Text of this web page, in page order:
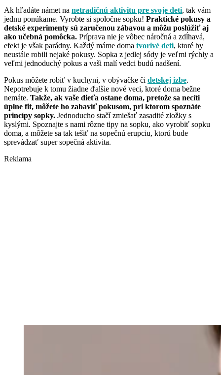
Ak hľadáte námet na netradičnú aktivitu pre svoje deti, tak vám
jednu ponúkame. Vyrobte si spoločne sopku! Praktické pokusy a
detské experimenty sú zaručenou zábavou a môžu poslúžiť aj
ako učebná pomôcka. Príprava nie je vôbec náročná a zdĺhavá,
efekt je však parádny. Každý máme doma tvorivé deti, ktoré by
neustále robili nejaké pokusy. Sopka z jedlej sódy je veľmi rýchly a
veľmi jednoduchý pokus a vaši malí vedci budú nadšení.
Pokus môžete robiť v kuchyni, v obývačke či detskej izbe.
Nepotrebuje k tomu žiadne ďalšie nové veci, ktoré doma bežne
nemáte. Takže, ak vaše dieťa ostane doma, pretože sa necíti
úplne fit, môžete ho zabaviť pokusom, pri ktorom spoznáte
princípy sopky. Jednoducho stačí zmiešať zasadité zložky s
kyslými. Spoznajte s nami rôzne tipy na sopku, ako vyrobiť sopku
doma, a môžete sa tak tešiť na sopečnú erupciu, ktorú bude
sprevádzať super sopečná aktivita.
Reklama